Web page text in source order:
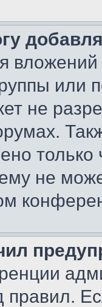
или
не
не
правил.